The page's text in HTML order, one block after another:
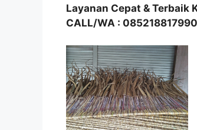
Layanan Cepat & Terbaik
CALL/WA :